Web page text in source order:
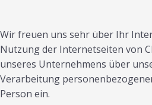
Wir freuen uns sehr über Ihr
Nutzung der Internetseiten von
unseres Unternehmens über
Verarbeitung
Person ein.